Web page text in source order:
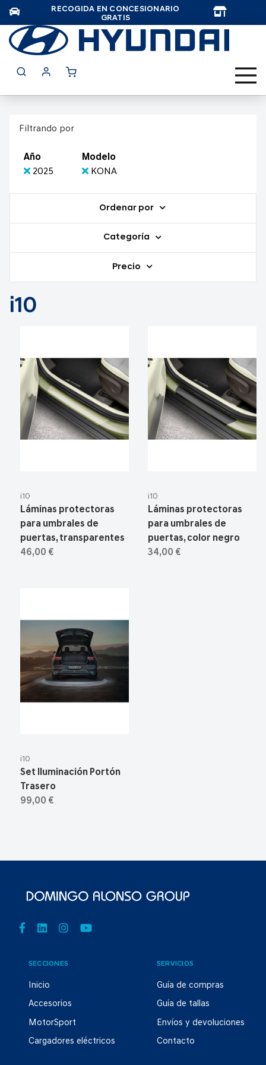
RECOGIDA EN CONCESIONARIO
GRATIS
Filtrando por
Año
2025
Modelo
KONA
Ordenar por
Categoría
Precio
i10
i10
Láminas protectoras
para umbrales de
puertas, transparentes
46,00 €
i10
Láminas protectoras
para umbrales de
puertas, color negro
34,00 €
i10
Set Iluminación Portón
Trasero
99,00 €
SECCIONES
Inicio
Accesorios
MotorSport
Cargadores eléctricos
SERVICIOS
Guía de compras
Guía de tallas
Envíos y devoluciones
Contacto